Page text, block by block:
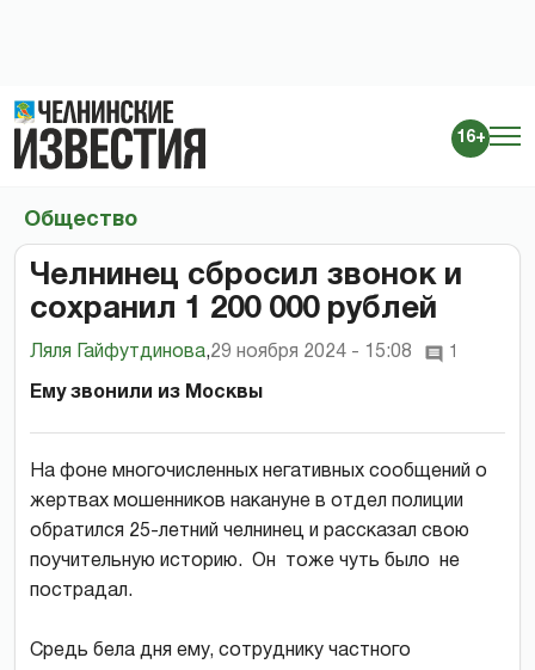
16+
Общество
Челнинец сбросил звонок и
сохранил 1 200 000 рублей
Ляля Гайфутдинова,29 ноября 2024 - 15:08 1
Ему звонили из Москвы
На фоне многочисленных негативных сообщений о
жертвах мошенников накануне в отдел полиции
обратился 25-летний челнинец и рассказал свою
поучительную историю. Он тоже чуть было не
пострадал.
Средь бела дня ему, сотруднику частного